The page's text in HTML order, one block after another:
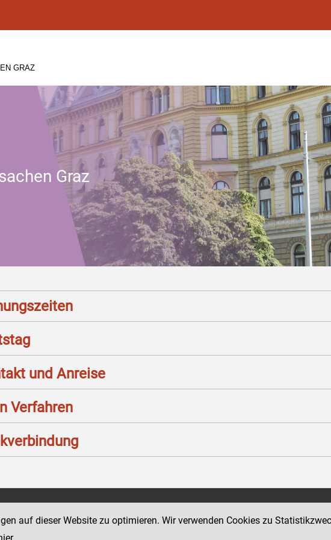
GRAZ
Graz
und Anreise
Verfahren
49
der Justiz und des BMJ
Impressum
auf dieser Website zu optimieren. Wir verwenden Cookies zu